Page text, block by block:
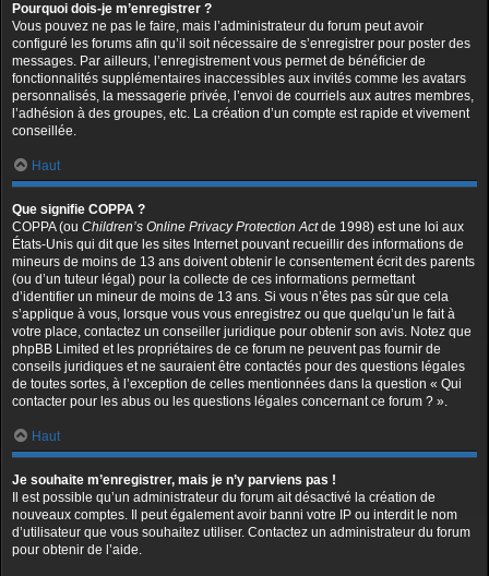
Pourquoi dois-je m’enregistrer ?
Vous pouvez ne pas le faire, mais l’administrateur du forum peut avoir
configuré les forums afin qu’il soit nécessaire de s’enregistrer pour poster des
messages. Par ailleurs, l’enregistrement vous permet de bénéficier de
fonctionnalités supplémentaires inaccessibles aux invités comme les avatars
personnalisés, la messagerie privée, l’envoi de courriels aux autres membres,
l’adhésion à des groupes, etc. La création d’un compte est rapide et vivement
conseillée.
Haut
Que signifie COPPA ?
COPPA (ou Children’s Online Privacy Protection Actde 1998) est une loi aux
États-Unis qui dit que les sites Internet pouvant recueillir des informations de
mineurs de moins de 13 ans doivent obtenir le consentement écrit des parents
(ou d’un tuteur légal) pour la collecte de ces informations permettant
d’identifier un mineur de moins de 13 ans. Si vous n’êtes pas sûr que cela
s’applique à vous, lorsque vous vous enregistrez ou que quelqu’un le fait à
votre place, contactez un conseiller juridique pour obtenir son avis. Notez que
phpBB Limited et les propriétaires de ce forum ne peuvent pas fournir de
conseils juridiques et ne sauraient être contactés pour des questions légales
de toutes sortes, à l’exception de celles mentionnées dans la question « Qui
contacter pour les abus ou les questions légales concernant ce forum ? ».
Haut
Je souhaite m’enregistrer, mais je n’y parviens pas !
Il est possible qu’un administrateur du forum ait désactivé la création de
nouveaux comptes. Il peut également avoir banni votre IP ou interdit le nom
d’utilisateur que vous souhaitez utiliser. Contactez un administrateur du forum
pour obtenir de l’aide.